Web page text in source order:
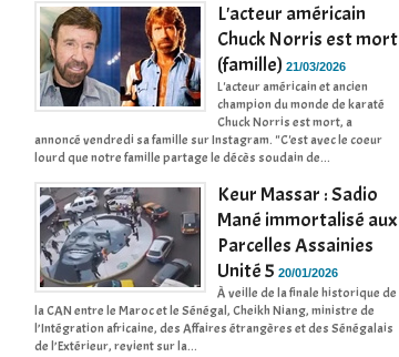
L'acteur américain
Chuck Norris est mort
(famille) 21/03/2026
L'acteur américain et ancien
champion du monde de karaté
Chuck Norris est mort, a
annoncé vendredi sa famille sur Instagram. "C'est avec le coeur
lourd que notre famille partage le décès soudain de...
Keur Massar : Sadio
Mané immortalisé aux
Parcelles Assainies
Unité 5 20/01/2026
À veille de la finale historique de
la CAN entre le Maroc et le Sénégal, Cheikh Niang, ministre de
l’Intégration africaine, des Affaires étrangères et des Sénégalais
de l’Extérieur, revient sur la...